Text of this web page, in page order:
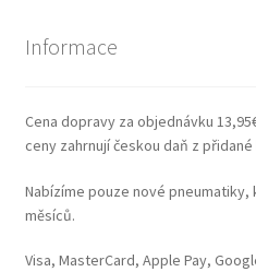
Informace
Cena dopravy za objednávku
ceny zahrnují českou daň z
Nabízíme pouze nové pneumatiky,
měsíců.
Visa, MasterCard, Apple Pay,